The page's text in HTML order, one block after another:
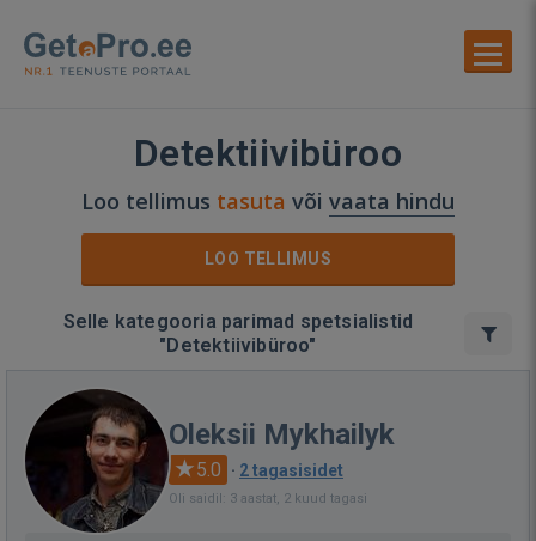
Detektiivibüroo
Loo tellimus tasuta või vaata hindu
LOO TELLIMUS
Selle kategooria parimad spetsialistid
"Detektiivibüroo"
Oleksii Mykhailyk
5.0 · 2 tagasisidet
Oli saidil: 3 aastat, 2 kuud tagasi